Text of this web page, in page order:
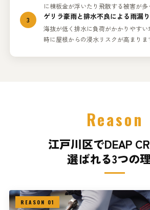
に棟板金が浮いたり飛散する被害が多
3
ゲリラ豪雨と排水不良による雨漏り
海抜が低く排水に負荷がかかりやす
時に屋根からの浸水リスクが高まりま
Reason
江戸川区でDEAP
選ばれる3つの
REASON 01